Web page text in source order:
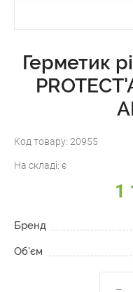
Герметик
Код товару: 20955
На складі: є
1
Бренд
Об'єм